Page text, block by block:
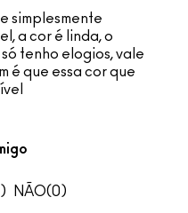
simplesmente
a cor é linda, o
tenho elogios, vale
é que essa cor que
0